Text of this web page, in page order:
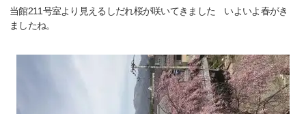
当館211号室より見えるしだれ桜が咲いてきました いよいよ春がき
ましたね。